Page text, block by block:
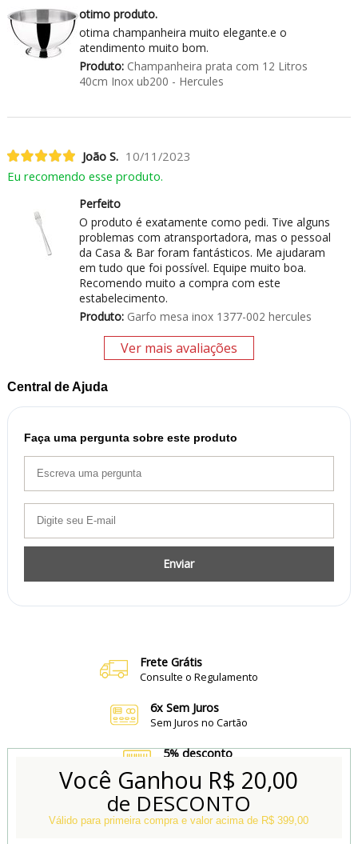
otimo produto.
otima champanheira muito elegante.e o
atendimento muito bom.
Produto:Champanheira prata com 12 Litros
40cm Inox ub200 - Hercules
João S. 10/11/2023
Eu recomendo esse produto.
Perfeito
O produto é exatamente como pedi. Tive alguns
problemas com atransportadora, mas o pessoal
da Casa & Bar foram fantásticos. Me ajudaram
em tudo que foi possível. Equipe muito boa.
Recomendo muito a compra com este
estabelecimento.
Produto:Garfo mesa inox 1377-002 hercules
Ver mais avaliações
Central de Ajuda
Faça uma pergunta sobre este produto
Enviar
Frete Grátis
Consulte o Regulamento
6x Sem Juros
Sem Juros no Cartão
5% desconto
no Boleto e Pix
Conheça também
Nossa Loja Física
Você Ganhou R$ 20,00
de DESCONTO
Válido para primeira compra e valor acima de R$ 399,00